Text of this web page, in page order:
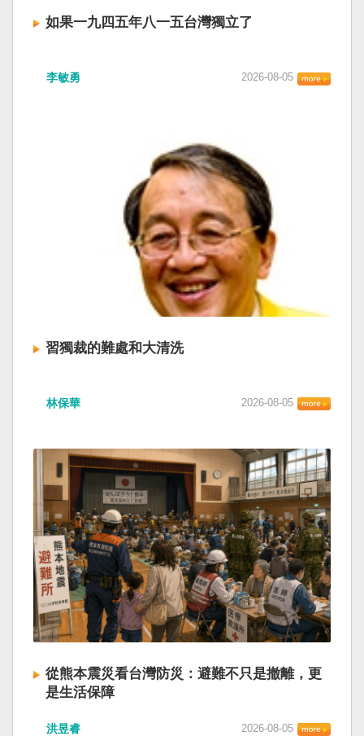
如果一九四五年八一五台灣獨立了
李敏勇 2026-08-05
習獨裁的難處和大清洗
林保華 2026-08-05
從熊本震災看台灣防災：避難不只是撤離，更
是生活保障
洪昱睿 2026-08-05